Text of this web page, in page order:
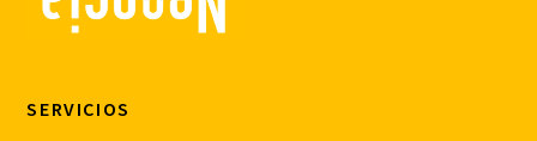
SERVICIOS